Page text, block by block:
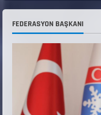
FEDERASYON BAŞKANI
3
Teknik
Belirlendi
18 Temmuz